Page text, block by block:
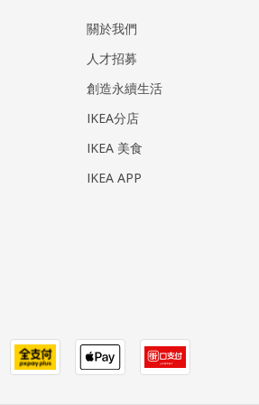
關於我們
人才招募
創造永續生活
IKEA分店
IKEA 美食
IKEA APP